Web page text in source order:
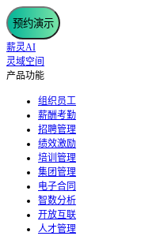
预约演示
薪灵AI
灵域空间
产品功能
组织员工
薪酬考勤
招聘管理
绩效激励
培训管理
集团管理
电子合同
智数分析
开放互联
人才管理